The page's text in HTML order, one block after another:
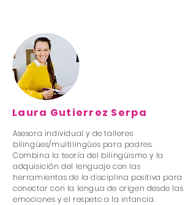
Laura Gutierrez Serpa
Asesora individual y de talleres
bilingües/multilingües para padres.
Combina la teoría del bilingüismo y la
adquisición del lenguaje con las
herramientas de la disciplina positiva para
conectar con la lengua de origen desde las
emociones y el respeto a la infancia.